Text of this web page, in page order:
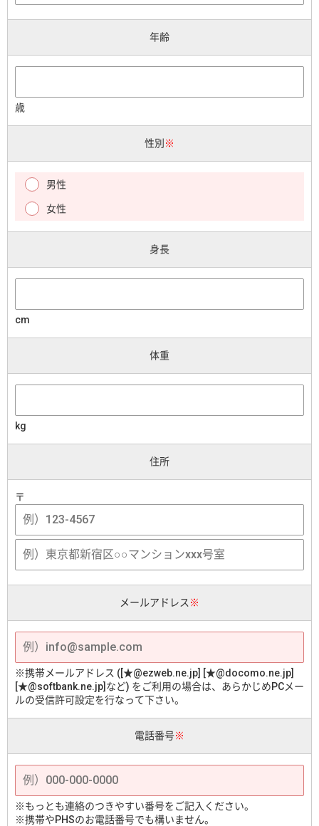
年齢
歳
性別 ※
男性
女性
身長
cm
体重
kg
住所
〒
メールアドレス ※
※携帯メールアドレス ([★@ezweb.ne.jp] [★@docomo.ne.jp]
[★@softbank.ne.jp]など) をご利用の場合は、あらかじめPCメー
ルの受信許可設定を行なって下さい。
電話番号※
※もっとも連絡のつきやすい番号をご記入ください。
※携帯やPHSのお電話番号でも構いません。